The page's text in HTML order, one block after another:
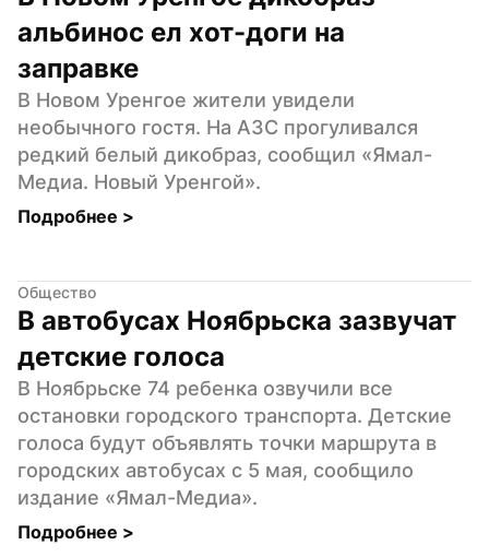
альбинос ел хот-доги на
заправке
В Новом Уренгое жители увидели
необычного гостя. На АЗС прогуливался
редкий белый дикобраз, сообщил «Ямал-
Медиа. Новый Уренгой».
Подробнее >
Общество
В автобусах Ноябрьска зазвучат
детские голоса
В Ноябрьске 74 ребенка озвучили все
остановки городского транспорта. Детские
голоса будут объявлять точки маршрута в
городских автобусах с 5 мая, сообщило
издание «Ямал-Медиа».
Подробнее >